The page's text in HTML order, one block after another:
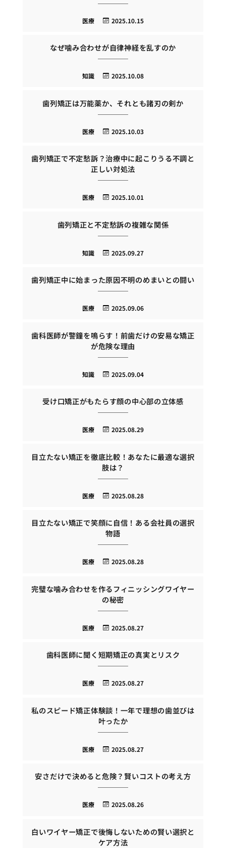
2025.10.15
医療
なぜ噛み合わせが自律神経を乱すのか
2025.10.08
知識
歯列矯正は万能薬か、それとも諸刃の剣か
2025.10.03
医療
歯列矯正で不定愁訴？治療中に起こりうる不調と
正しい対処法
2025.10.01
医療
歯列矯正と不定愁訴の複雑な関係
2025.09.27
知識
歯列矯正中に始まった原因不明のめまいとの闘い
2025.09.06
医療
歯科医師が警鐘を鳴らす！前歯だけの安易な矯正
が危険な理由
2025.09.04
知識
受け口矯正がもたらす顔の中心部の立体感
2025.08.29
医療
目立たない矯正を徹底比較！あなたに最適な選択
肢は？
2025.08.28
医療
目立たない矯正で笑顔に自信！ある会社員の選択
物語
2025.08.28
医療
完璧な噛み合わせを作るフィニッシングワイヤー
の秘密
2025.08.27
医療
歯科医師に聞く短期矯正の真実とリスク
2025.08.27
医療
私のスピード矯正体験談！一年で理想の歯並びは
叶ったか
2025.08.27
医療
安さだけで決めると危険？賢いコストの考え方
2025.08.26
医療
白いワイヤー矯正で後悔しないための賢い選択と
ケア方法